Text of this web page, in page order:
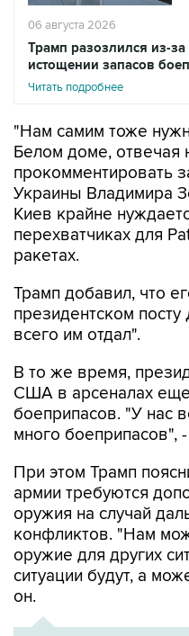
Трамп разозлился из-
истощении запасов
Читать подробнее
"Нам самим тоже
прокомментировать
Украины Владимира
Киев крайне
перехватчиках для
ракетах.
Трамп добавил, что
всего им отдал".
В то же время,
боеприпасов. "У нас
много боеприпасов",
При этом Трамп
оружия на случай
конфликтов. "Нам
оружие для других
ситуации будут, а
он.
ХРОНИКА